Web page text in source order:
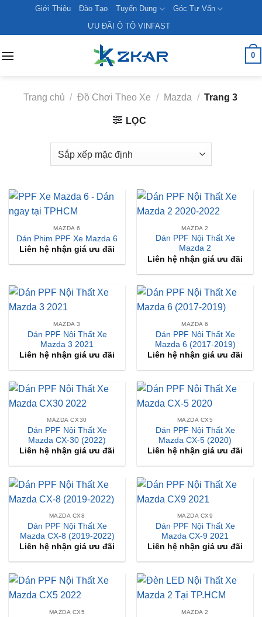
content
Giới Thiệu Đào Tạo Tuyển Dụng
Góc Tư Vấn
ƯU ĐÃI Ô TÔ VINFAST
0
Trang chủ / Đồ Chơi Theo Xe / Mazda / Trang 3
LỌC
MAZDA 6
Dán Phim PPF Xe Mazda 6
Liên hệ nhận giá ưu đãi
MAZDA 2
Dán PPF Nội Thất Xe
Mazda 2
Liên hệ nhận giá ưu đãi
MAZDA 3
Dán PPF Nội Thất Xe
Mazda 3 2021
Liên hệ nhận giá ưu đãi
MAZDA 6
Dán PPF Nội Thất Xe
Mazda 6 (2017-2019)
Liên hệ nhận giá ưu đãi
MAZDA CX30
Dán PPF Nội Thất Xe
Mazda CX-30 (2022)
Liên hệ nhận giá ưu đãi
MAZDA CX5
Dán PPF Nội Thất Xe
Mazda CX-5 (2020)
Liên hệ nhận giá ưu đãi
MAZDA CX8
Dán PPF Nội Thất Xe
Mazda CX-8 (2019-2022)
Liên hệ nhận giá ưu đãi
MAZDA CX9
Dán PPF Nội Thất Xe
Mazda CX-9 2021
Liên hệ nhận giá ưu đãi
MAZDA CX5 MAZDA 2